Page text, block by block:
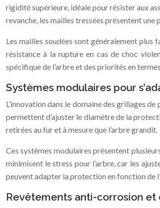
rigidité supérieure, idéale pour résister aux
revanche, les mailles tressées présentent
Les mailles soudées sont généralement plus
résistance à la rupture en cas de choc
spécifique de l’arbre et des priorités en
Systèmes modulaires pour
L’innovation dans le domaine des grillages
permettent d’ajuster le diamètre de la
retirées au fur et à mesure que l’arbre grandit.
Ces systèmes modulaires présentent
minimisent le stress pour l’arbre, car les
peuvent adapter la protection en fonction de
Revêtements anti-corrosion et